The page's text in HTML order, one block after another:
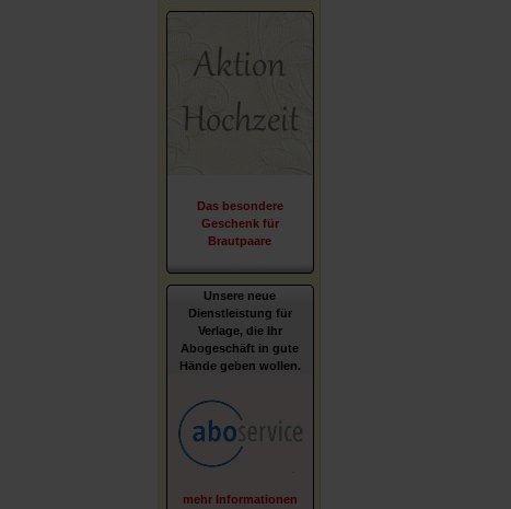
Das besondere
Geschenk für
Brautpaare
Unsere neue
Dienstleistung für
Verlage, die Ihr
Abogeschäft in gute
Hände geben wollen.
mehr Informationen